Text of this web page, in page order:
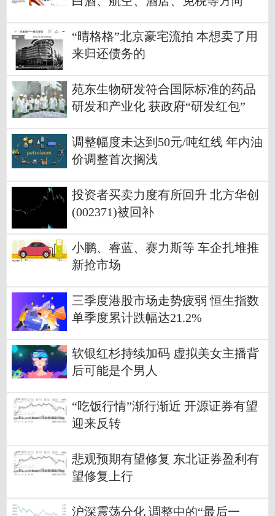
“晴格格”北京豪宅流拍 本想卖了用
来归还债务的
苑东生物研发符合国际标准的药品
研发和产业化 获政府“研发红包”
调整幅度未达到50元/吨红线 年内油
价调整首次搁浅
投资者买卖力度有所回升 北方华创
(002371)被回补
小鹏、睿蓝、赛力斯等 车企扎堆推
新抢市场
三季度港股市场走势疲弱 恒生指数
单季度累计跌幅达21.2%
软银红杉持续加码 虚拟美女主播背
后可能是个男人
“吃饭行情”渐行渐近 开源证券有望
迎来反转
悲观预期有望修复 东北证券盈利有
望修复上行
沪深震荡分化 调整中的“最后一